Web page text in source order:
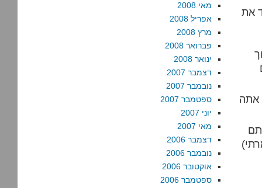
את
אתה
מאי 2008
אפריל 2008
מרץ 2008
פברואר 2008
ינואר 2008
דצמבר 2007
נובמבר 2007
ספטמבר 2007
יוני 2007
מאי 2007
דצמבר 2006
נובמבר 2006
אוקטובר 2006
ספטמבר 2006